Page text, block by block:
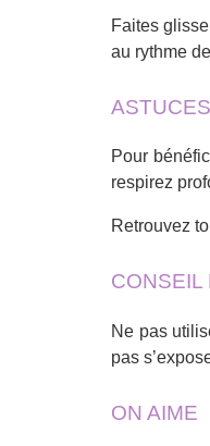
Faites
au rythme
Pour
respirez
Retrouvez
CONSEIL
Ne pas
pas
ON AIME